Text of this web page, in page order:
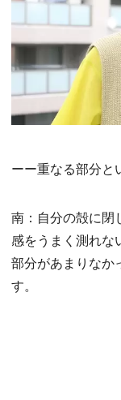
ーー重なる部分と
南：自分の殻に閉
感をうまく測れな
部分があまりなか
す。